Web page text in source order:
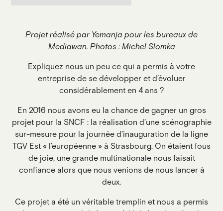
Projet réalisé par Yemanja pour les bureaux de
Mediawan. Photos : Michel Slomka
Expliquez nous un peu ce qui a permis à votre
entreprise de se développer et d’évoluer
considérablement en 4 ans ?
En 2016 nous avons eu la chance de gagner un gros
projet pour la SNCF : la réalisation d’une scénographie
sur-mesure pour la journée d’inauguration de la ligne
TGV Est « l’européenne » à Strasbourg. On étaient fous
de joie, une grande multinationale nous faisait
confiance alors que nous venions de nous lancer à
deux.
Ce projet a été un véritable tremplin et nous a permis